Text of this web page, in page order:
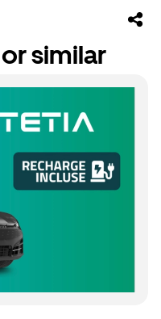
similar